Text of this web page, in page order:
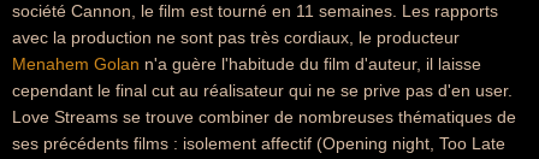
société Cannon, le film est tourné en 11 semaines. Les rapports
avec la production ne sont pas très cordiaux, le producteur
Menahem Golan n'a guère l'habitude du film d'auteur, il laisse
cependant le final cut au réalisateur qui ne se prive pas d'en user.
Love Streams se trouve combiner de nombreuses thématiques de
ses précédents films : isolement affectif (Opening night, Too Late